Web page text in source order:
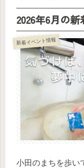
2026年6月の
新着イベント情報
小田のまちを歩い